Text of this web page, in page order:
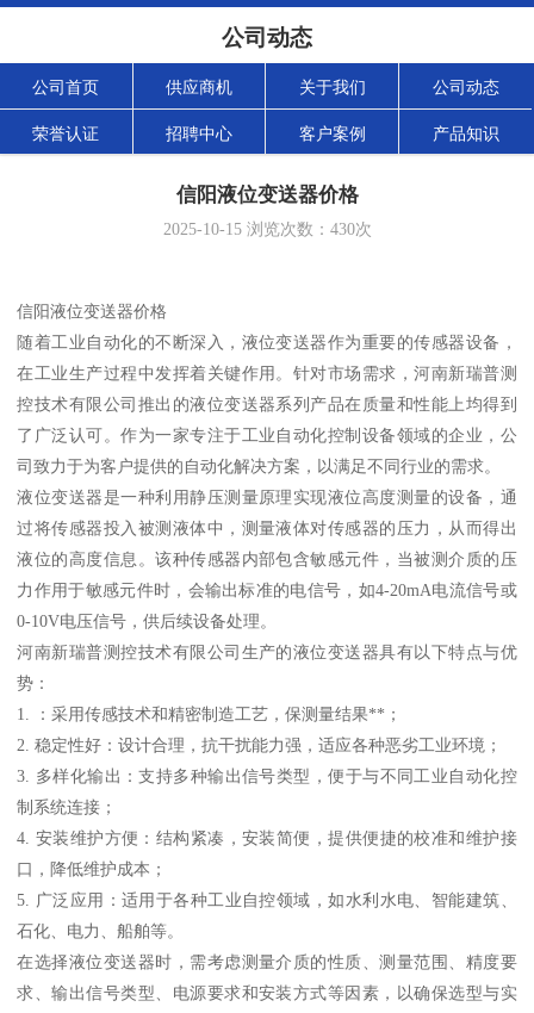
公司动态
公司首页 供应商机 关于我们 公司动态
荣誉认证 招聘中心 客户案例 产品知识
信阳液位变送器价格
2025-10-15浏览次数： 430次
信阳液位变送器价格
随着工业自动化的不断深入，液位变送器作为重要的传感器设备，
在工业生产过程中发挥着关键作用。针对市场需求，河南新瑞普测
控技术有限公司推出的液位变送器系列产品在质量和性能上均得到
了广泛认可。作为一家专注于工业自动化控制设备领域的企业，公
司致力于为客户提供的自动化解决方案，以满足不同行业的需求。
液位变送器是一种利用静压测量原理实现液位高度测量的设备，通
过将传感器投入被测液体中，测量液体对传感器的压力，从而得出
液位的高度信息。该种传感器内部包含敏感元件，当被测介质的压
力作用于敏感元件时，会输出标准的电信号，如4-20mA电流信号或
0-10V电压信号，供后续设备处理。
河南新瑞普测控技术有限公司生产的液位变送器具有以下特点与优
势：
1. ：采用传感技术和精密制造工艺，保测量结果**；
2. 稳定性好：设计合理，抗干扰能力强，适应各种恶劣工业环境；
3. 多样化输出：支持多种输出信号类型，便于与不同工业自动化控
制系统连接；
4. 安装维护方便：结构紧凑，安装简便，提供便捷的校准和维护接
口，降低维护成本；
5. 广泛应用：适用于各种工业自控领域，如水利水电、智能建筑、
石化、电力、船舶等。
在选择液位变送器时，需考虑测量介质的性质、测量范围、精度要
求、输出信号类型、电源要求和安装方式等因素，以确保选型与实